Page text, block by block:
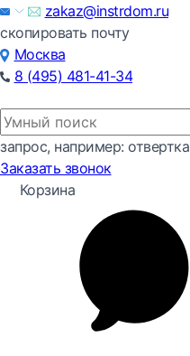
zakaz@instrdom.ru
скопировать почту
Москва
8 (495) 481-41-34
запрос, например: отвертка
Заказать звонок
Корзина